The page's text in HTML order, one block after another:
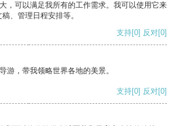
，可以满足我所有的工作需求。我可以使用它来
、管理日程安排等。
支持[0] 反对[0]
游，带我领略世界各地的美景。
支持[0] 反对[0]